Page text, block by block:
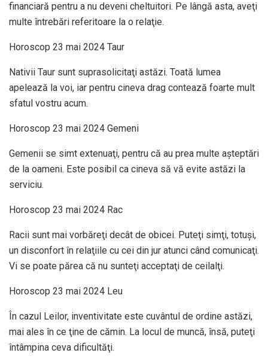
financiară pentru a nu deveni cheltuitori. Pe lângă asta, aveţi
multe întrebări referitoare la o relaţie.
Horoscop 23 mai 2024 Taur
Nativii Taur sunt suprasolicitaţi astăzi. Toată lumea
apelează la voi, iar pentru cineva drag contează foarte mult
sfatul vostru acum.
Horoscop 23 mai 2024 Gemeni
Gemenii se simt extenuaţi, pentru că au prea multe aşteptări
de la oameni. Este posibil ca cineva să vă evite astăzi la
serviciu.
Horoscop 23 mai 2024 Rac
Racii sunt mai vorbăreţi decât de obicei. Puteţi simţi, totuşi,
un disconfort în relaţiile cu cei din jur atunci când comunicaţi.
Vi se poate părea că nu sunteţi acceptaţi de ceilalţi.
Horoscop 23 mai 2024 Leu
În cazul Leilor, inventivitate este cuvântul de ordine astăzi,
mai ales în ce ţine de cămin. La locul de muncă, însă, puteţi
întâmpina ceva dificultăţi.